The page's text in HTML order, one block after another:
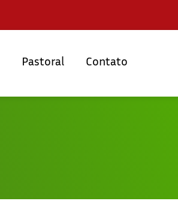
Pastoral Contato